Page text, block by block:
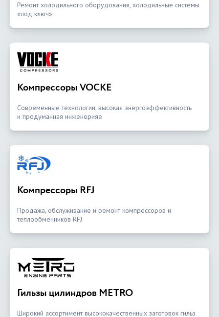
Ремонт холодильного оборудования, холодильные системы
«под ключ»
Компрессоры VOCKE
Современные технологии, высокая энергоэффективность
и продуманная инженерияе
Компрессоры RFJ
Продажа, обслуживание и ремонт компрессоров и
теплообменников RFJ
Гильзы цилиндров METRO
Широкий ассортимент высококачественных заготовок гильз